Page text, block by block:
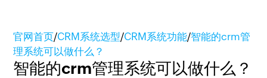
官网首页/CRM系统选型/CRM系统功能/智能的crm管
理系统可以做什么？
智能的crm管理系统可以做什么？